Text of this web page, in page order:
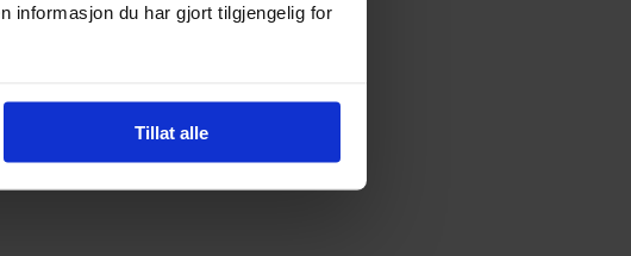
informasjon du har gjort tilgjengelig for
Tillat alle